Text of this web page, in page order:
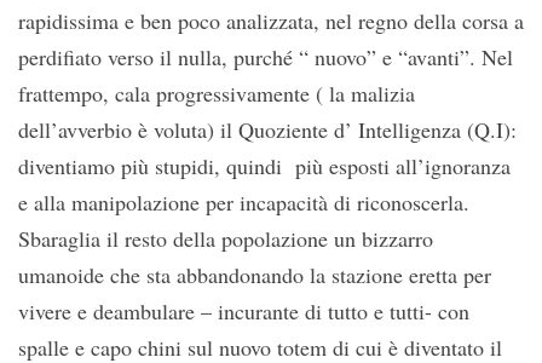
rapidissima e ben poco analizzata, nel regno della corsa a
perdifiato verso il nulla, purché “ nuovo” e “avanti”. Nel
frattempo, cala progressivamente ( la malizia
dell’avverbio è voluta) il Quoziente d’ Intelligenza (Q.I):
diventiamo più stupidi, quindi più esposti all’ignoranza
e alla manipolazione per incapacità di riconoscerla.
Sbaraglia il resto della popolazione un bizzarro
umanoide che sta abbandonando la stazione eretta per
vivere e deambulare – incurante di tutto e tutti- con
spalle e capo chini sul nuovo totem di cui è diventato il